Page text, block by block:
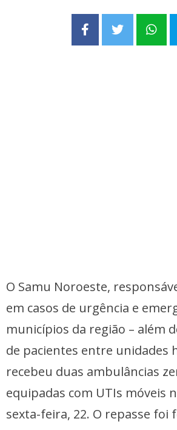
O Samu Noroeste,
em casos de urgência e
municípios da região – além
de pacientes entre unidades
recebeu duas ambulâncias
equipadas com UTIs móveis
sexta-feira, 22. O repasse foi